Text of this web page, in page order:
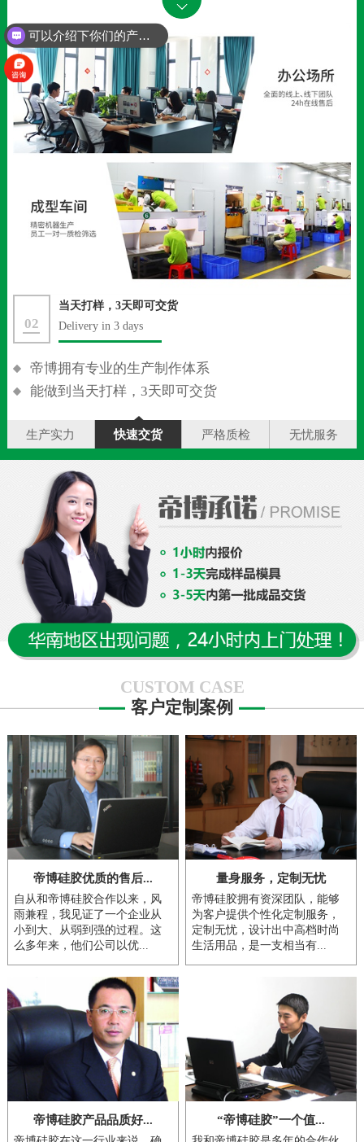
02
当天打样，3天即可交货
Delivery in 3 days
帝博拥有专业的生产制作体系
能做到当天打样，3天即可交货
生产实力 快速交货 严格质检 无忧服务
CUSTOM CASE
客户定制案例
帝博硅胶优质的售后...
自从和帝博硅胶合作以来，风
雨兼程，我见证了一个企业从
小到大、从弱到强的过程。这
么多年来，他们公司以优...
量身服务，定制无忧
帝博硅胶拥有资深团队，能够
为客户提供个性化定制服务，
定制无忧，设计出中高档时尚
生活用品，是一支相当有...
帝博硅胶产品品质好... “帝博硅胶”一个值...
你们是怎么收费的呢？